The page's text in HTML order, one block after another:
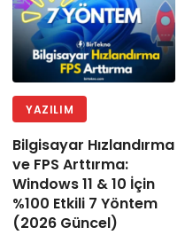
YAZILIM
Bilgisayar Hızlandırma
ve FPS Arttırma:
Windows 11 & 10 İçin
%100 Etkili 7 Yöntem
(2026 Güncel)